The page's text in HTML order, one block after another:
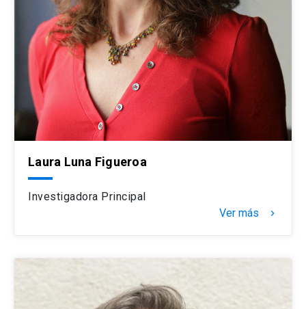
Laura Luna Figueroa
Investigadora Principal
Ver más
navigate_next